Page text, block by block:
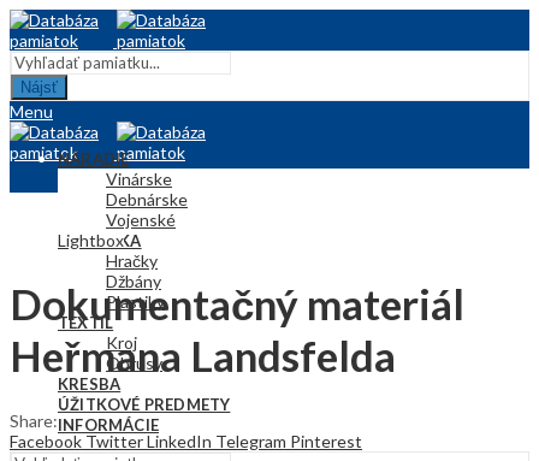
Nájsť
Menu
NÁRADIE
Vinárske
Debnárske
Vojenské
KERAMIKA
Hračky
Džbány
Plastiky
TEXTIL
Kroj
Obrusy
KRESBA
ÚŽITKOVÉ PREDMETY
INFORMÁCIE
Lightbox
Dokumentačný materiál
Heřmana Landsfelda
Share:
Facebook TwitterLinkedIn Telegram Pinterest